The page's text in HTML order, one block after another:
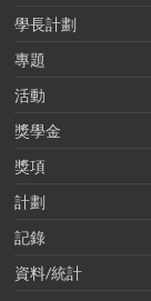
學長計劃
專題
活動
獎學金
獎項
計劃
記錄
資料/統計